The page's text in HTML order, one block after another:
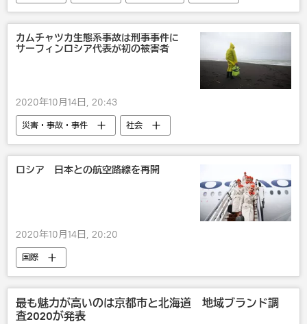
動物
写真
カムチャツカ生態系事故は刑事事件に
サーフィンロシア代表が初の被害者
2020年10月14日, 20:43
災害・事故・事件
社会
カムチャツカ
カムチャツカ海域の大惨事
ロシア 日本との航空路線を再開
2020年10月14日, 20:20
国際
最も魅力が高いのは京都市と北海道 地域ブランド調
査2020が発表